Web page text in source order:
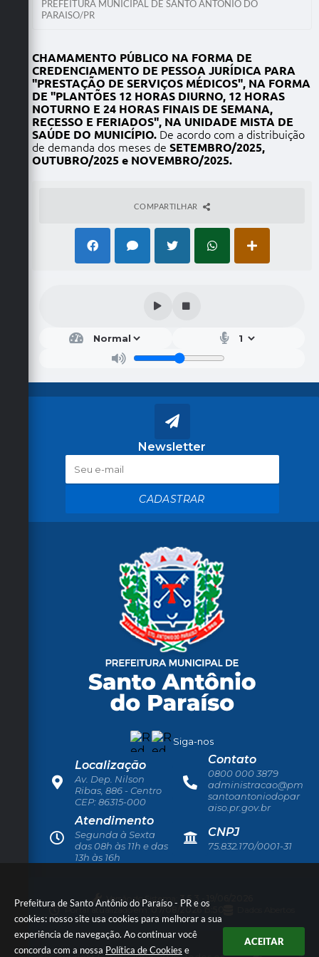
Prefeitura de Santo Antônio do Paraíso - PR e os
cookies: nosso site usa cookies para melhorar a sua
experiência de navegação. Ao continuar você
concorda com a nossa Política de Cookies e
ACEITAR
PREFEITURA MUNICIPAL DE SANTO ANTONIO DO
PARAISO/PR
CHAMAMENTO PÚBLICO NA FORMA DE
CREDENCIAMENTO DE PESSOA JURÍDICA PARA
"PRESTAÇÃO DE SERVIÇOS MÉDICOS", NA FORMA
DE "PLANTÕES 12 HORAS DIURNO, 12 HORAS
NOTURNO E 24 HORAS FINAIS DE SEMANA,
RECESSO E FERIADOS", NA UNIDADE MISTA DE
SAÚDE DO MUNICÍPIO. De acordo com a distribuição
de demanda dos meses de SETEMBRO/2025,
OUTUBRO/2025 e NOVEMBRO/2025.
COMPARTILHAR
Newsletter
CADASTRAR
Siga-nos
Localização
Av. Dep. Nilson
Ribas, 886 - Centro
CEP: 86315-000
Contato
0800 000 3879
administracao@pm
santoantoniodopar
aiso.pr.gov.br
Atendimento
Segunda à Sexta
das 08h às 11h e das
13h às 16h
CNPJ
75.832.170/0001-31
Versão do Sistema:
3.5.3 - 19/06/2026
Portal atualizado em:07/08/2026 15:50